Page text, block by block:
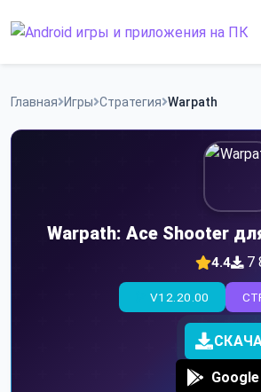
to
Приложения
Главная Игры Стратегия Warpath
Warpath: Ace Shooter
4.4 7
V12.20.00